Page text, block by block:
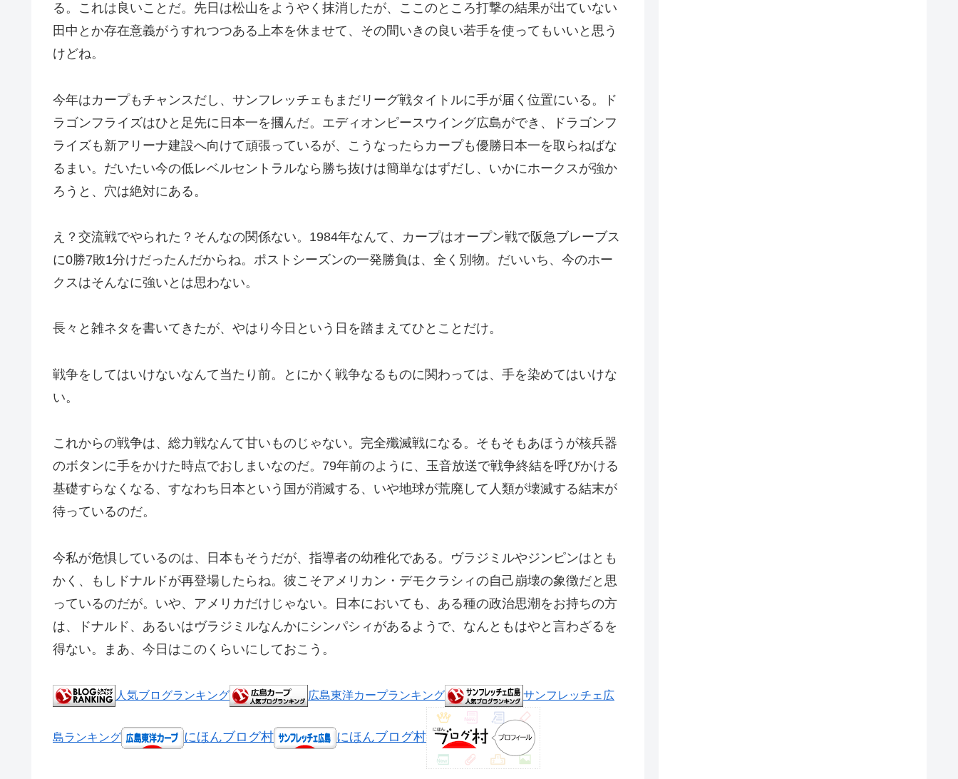
る。これは良いことだ。先日は松山をようやく抹消したが、ここのところ打撃の結果が出ていない
田中とか存在意義がうすれつつある上本を休ませて、その間いきの良い若手を使ってもいいと思う
けどね。
今年はカープもチャンスだし、サンフレッチェもまだリーグ戦タイトルに手が届く位置にいる。ド
ラゴンフライズはひと足先に日本一を摑んだ。エディオンピースウイング広島ができ、ドラゴンフ
ライズも新アリーナ建設へ向けて頑張っているが、こうなったらカープも優勝日本一を取らねばな
るまい。だいたい今の低レベルセントラルなら勝ち抜けは簡単なはずだし、いかにホークスが強か
ろうと、穴は絶対にある。
え？交流戦でやられた？そんなの関係ない。1984年なんて、カープはオープン戦で阪急ブレーブス
に0勝7敗1分けだったんだからね。ポストシーズンの一発勝負は、全く別物。だいいち、今のホー
クスはそんなに強いとは思わない。
長々と雑ネタを書いてきたが、やはり今日という日を踏まえてひとことだけ。
戦争をしてはいけないなんて当たり前。とにかく戦争なるものに関わっては、手を染めてはいけな
い。
これからの戦争は、総力戦なんて甘いものじゃない。完全殲滅戦になる。そもそもあほうが核兵器
のボタンに手をかけた時点でおしまいなのだ。79年前のように、玉音放送で戦争終結を呼びかける
基礎すらなくなる、すなわち日本という国が消滅する、いや地球が荒廃して人類が壊滅する結末が
待っているのだ。
今私が危惧しているのは、日本もそうだが、指導者の幼稚化である。ヴラジミルやジンピンはとも
かく、もしドナルドが再登場したらね。彼こそアメリカン・デモクラシィの自己崩壊の象徴だと思
っているのだが。いや、アメリカだけじゃない。日本においても、ある種の政治思潮をお持ちの方
は、ドナルド、あるいはヴラジミルなんかにシンパシィがあるようで、なんともはやと言わざるを
得ない。まあ、今日はこのくらいにしておこう。
人気ブログランキング 広島東洋カープランキング サンフレッチェ広
島ランキング にほんブログ村 にほんブログ村